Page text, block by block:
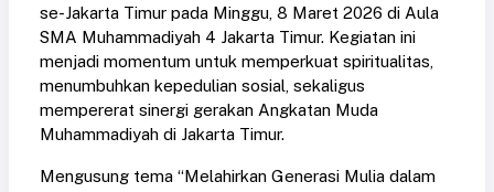
se-Jakarta Timur pada Minggu, 8 Maret 2026 di Aula
SMA Muhammadiyah 4 Jakarta Timur. Kegiatan ini
menjadi momentum untuk memperkuat spiritualitas,
menumbuhkan kepedulian sosial, sekaligus
mempererat sinergi gerakan Angkatan Muda
Muhammadiyah di Jakarta Timur.
Mengusung tema “Melahirkan Generasi Mulia dalam